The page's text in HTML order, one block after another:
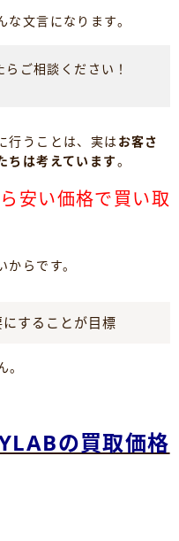
文言になります。
ご相談ください！
行うことは、実はお客さ
ちは考えています。
安い価格で買い取
らです。
することが目標
の買取価格